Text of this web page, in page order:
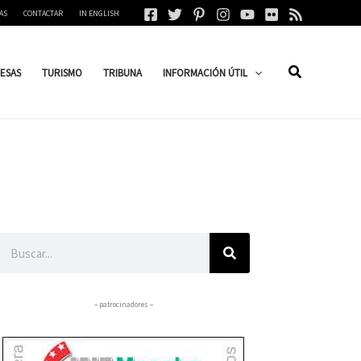
CONTACTAR IN ENGLISH
TURISMO TRIBUNA INFORMACIÓN ÚTIL
– patrocinadores –